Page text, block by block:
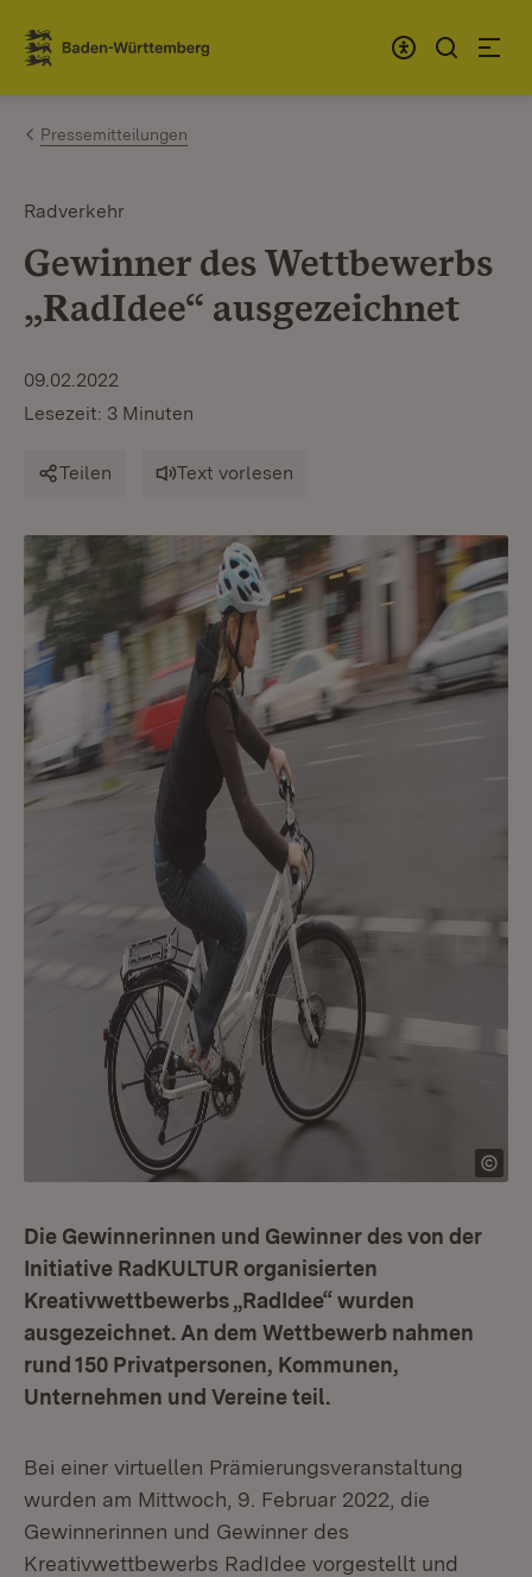
Zum Inhalt springen
Link zur Startseite
Pressemitteilungen
Radverkehr
Gewinner des Wettbewerbs
„RadIdee“ ausgezeichnet
09.02.2022
Lesezeit: 3 Minuten
Teilen Text vorlesen
Die Gewinnerinnen und Gewinner des von der
Initiative RadKULTUR organisierten
Kreativwettbewerbs „RadIdee“ wurden
ausgezeichnet. An dem Wettbewerb nahmen
rund 150 Privatpersonen, Kommunen,
Unternehmen und Vereine teil.
Bei einer virtuellen Prämierungsveranstaltung
wurden am Mittwoch, 9. Februar 2022, die
Gewinnerinnen und Gewinner des
Kreativwettbewerbs RadIdee vorgestellt und